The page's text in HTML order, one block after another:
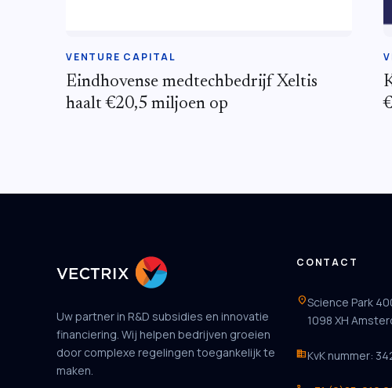
VENTURE CAPITAL
Eindhovense medtechbedrijf Xeltis
haalt €20,5 miljoen op
Uw partner in R&D subsidies en innovatie
financiering. Wij helpen bedrijven groeien
door complexe regelingen toegankelijk te
maken.
CONTACT
location_onScience Park
1098 XH
businessKvK nummer: